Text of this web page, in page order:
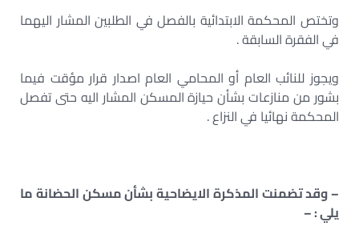
وتختص المحكمة الابتدائية بالفصل في الطلبين المشار اليهما
في الفقرة السابقة .
ويجوز للنائب العام أو المحامي العام اصدار قرار مؤقت فيما
بشور من منازعات بشأن حيازة المسكن المشار اليه حتى تفصل
المحكمة نهائيا في النزاع .
– وقد تضمنت المذكرة الايضاحية بشأن مسكن الحضانة ما
يلي : –